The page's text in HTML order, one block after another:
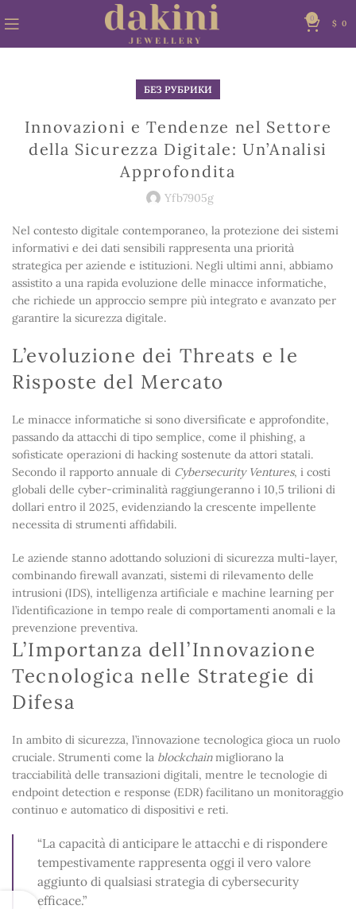
0
$ 0
БЕЗ РУБРИКИ
Innovazioni e Tendenze nel Settore
della Sicurezza Digitale: Un’Analisi
Approfondita
Yfb7905g
Nel contesto digitale contemporaneo, la protezione dei sistemi
informativi e dei dati sensibili rappresenta una priorità
strategica per aziende e istituzioni. Negli ultimi anni, abbiamo
assistito a una rapida evoluzione delle minacce informatiche,
che richiede un approccio sempre più integrato e avanzato per
garantire la sicurezza digitale.
L’evoluzione dei Threats e le
Risposte del Mercato
Le minacce informatiche si sono diversificate e approfondite,
passando da attacchi di tipo semplice, come il phishing, a
sofisticate operazioni di hacking sostenute da attori statali.
Secondo il rapporto annuale di Cybersecurity Ventures, i costi
globali delle cyber-criminalità raggiungeranno i 10,5 trilioni di
dollari entro il 2025, evidenziando la crescente impellente
necessita di strumenti affidabili.
Le aziende stanno adottando soluzioni di sicurezza multi-layer,
combinando firewall avanzati, sistemi di rilevamento delle
intrusioni (IDS), intelligenza artificiale e machine learning per
l’identificazione in tempo reale di comportamenti anomali e la
prevenzione preventiva.
L’Importanza dell’Innovazione
Tecnologica nelle Strategie di
Difesa
In ambito di sicurezza, l’innovazione tecnologica gioca un ruolo
cruciale. Strumenti come la blockchainmigliorano la
tracciabilità delle transazioni digitali, mentre le tecnologie di
endpoint detection e response (EDR) facilitano un monitoraggio
continuo e automatico di dispositivi e reti.
“La capacità di anticipare le attacchi e di rispondere
tempestivamente rappresenta oggi il vero valore
aggiunto di qualsiasi strategia di cybersecurity
efficace.”